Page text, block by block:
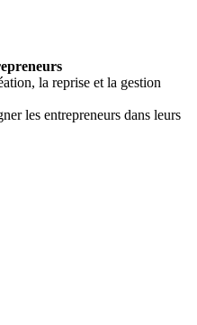
la reprise et la gestion
les entrepreneurs dans leurs